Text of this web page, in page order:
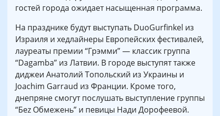
гостей города ожидает насыщенная программа.
На празднике будут выступать DuoGurfinkel из
Израиля и хедлайнеры Европейских фестивалей,
лауреаты премии “Грэмми” — классик группа
“Dagamba” из Латвии. В городе выступят также
диджеи Анатолий Топольский из Украины и
Joachim Garraud из Франции. Кроме того,
днепряне смогут послушать выступление группы
“Беz Обмежень” и певицы Нади Дорофеевой.